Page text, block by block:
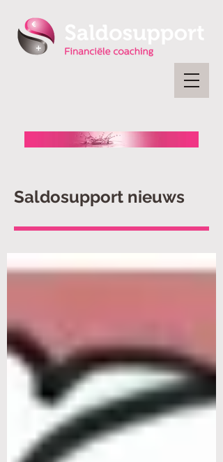
Saldosupport nieuws